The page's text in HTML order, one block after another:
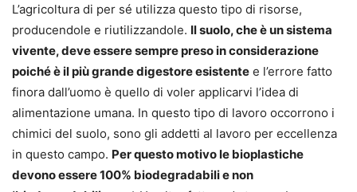
L’agricoltura di per sé utilizza questo tipo di risorse,
producendole e riutilizzandole. Il suolo, che è un sistema
vivente, deve essere sempre preso in considerazione
poiché è il più grande digestore esistente e l’errore fatto
finora dall’uomo è quello di voler applicarvi l’idea di
alimentazione umana. In questo tipo di lavoro occorrono i
chimici del suolo, sono gli addetti al lavoro per eccellenza
in questo campo. Per questo motivo le bioplastiche
devono essere 100% biodegradabili e non